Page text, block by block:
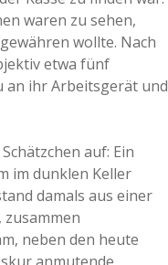
waren zu sehen,
wollte. Nach
etwa fünf
an ihr Arbeitsgerät und
auf: Ein
im dunklen Keller
damals aus einer
neben den heute